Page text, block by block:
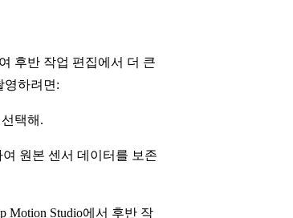
후반 작업 편집에서 더 큰
영하려면:
택해.
원본 센서 데이터를 보존
Motion Studio에서 후반 작